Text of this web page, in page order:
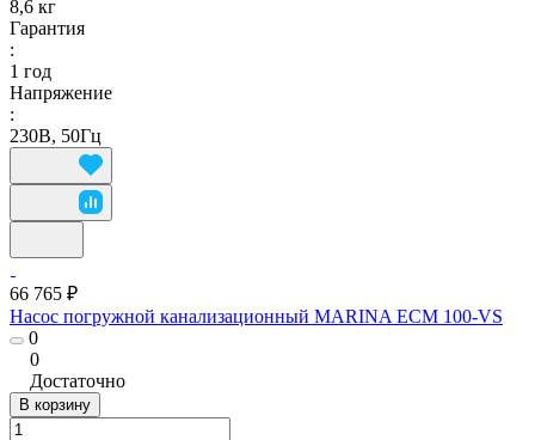
8,6 кг
Гарантия
:
1 год
Напряжение
:
230В, 50Гц
66 765 ₽
Насос погружной канализационный MARINA ECM 100-VS
0
0
Достаточно
В корзину